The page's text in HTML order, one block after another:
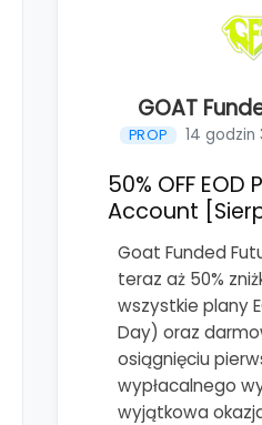
GOAT
PROP 14
50% OFF EOD
Account
Goat Funded
teraz aż 50%
wszystkie plany
Day) oraz
osiągnięciu
wypłacalnego
wyjątkowa